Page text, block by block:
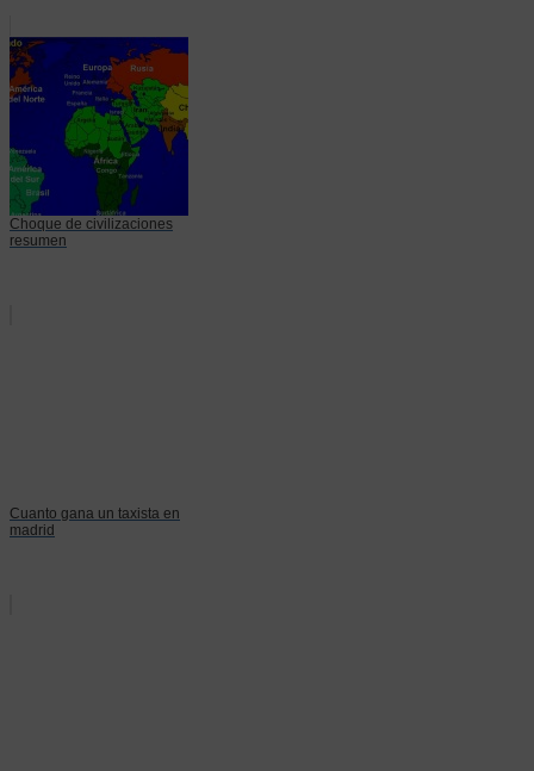
Choque de civilizaciones
resumen
Cuanto gana un taxista en
madrid